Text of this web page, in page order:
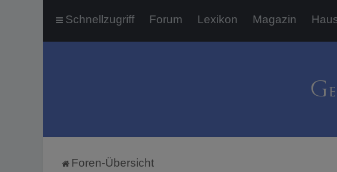
Schnellzugriff Forum Lexikon Magazin
Foren-Übersicht